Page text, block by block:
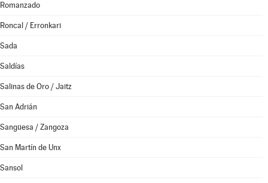
Romanzado
Roncal / Erronkari
Sada
Saldías
Salinas de Oro / Jaitz
San Adrián
Sangüesa / Zangoza
San Martín de Unx
Sansol